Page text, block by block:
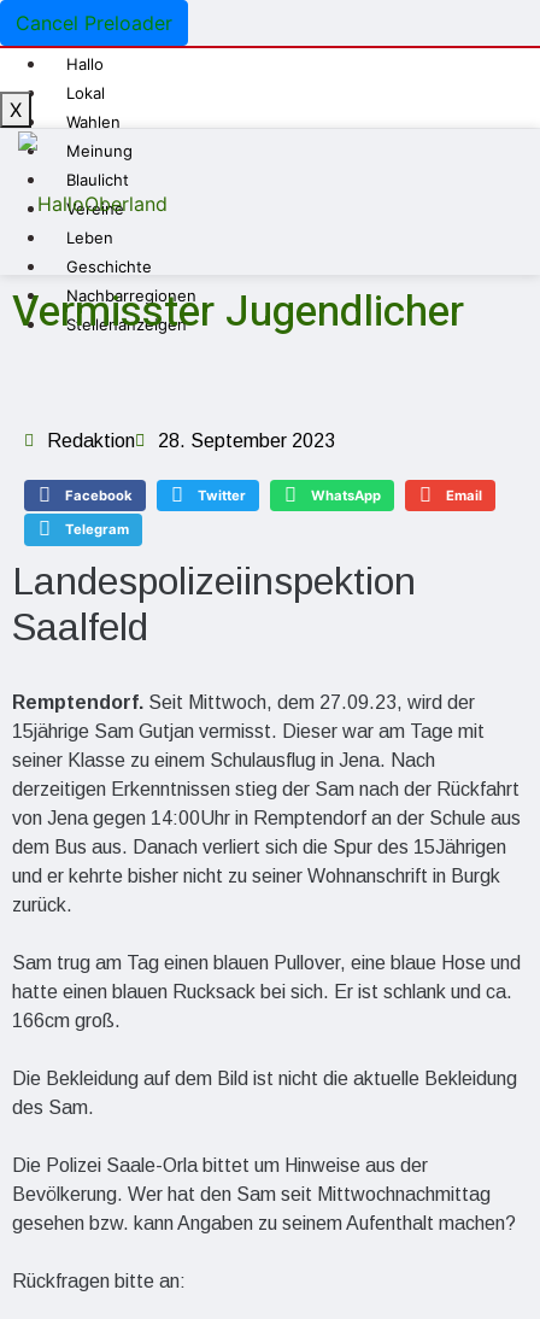
Cancel Preloader
Hallo
Lokal
Wahlen
Meinung
Blaulicht
Vereine
Leben
Geschichte
Nachbarregionen
Stellenanzeigen
X
Vermisster Jugendlicher
Redaktion 28. September 2023
Facebook Twitter WhatsApp Email
Telegram
Landespolizeiinspektion
Saalfeld
Remptendorf. Seit Mittwoch, dem 27.09.23, wird der
15jährige Sam Gutjan vermisst. Dieser war am Tage mit
seiner Klasse zu einem Schulausflug in Jena. Nach
derzeitigen Erkenntnissen stieg der Sam nach der Rückfahrt
von Jena gegen 14:00Uhr in Remptendorf an der Schule aus
dem Bus aus. Danach verliert sich die Spur des 15Jährigen
und er kehrte bisher nicht zu seiner Wohnanschrift in Burgk
zurück.
Sam trug am Tag einen blauen Pullover, eine blaue Hose und
hatte einen blauen Rucksack bei sich. Er ist schlank und ca.
166cm groß.
Die Bekleidung auf dem Bild ist nicht die aktuelle Bekleidung
des Sam.
Die Polizei Saale-Orla bittet um Hinweise aus der
Bevölkerung. Wer hat den Sam seit Mittwochnachmittag
gesehen bzw. kann Angaben zu seinem Aufenthalt machen?
Rückfragen bitte an: